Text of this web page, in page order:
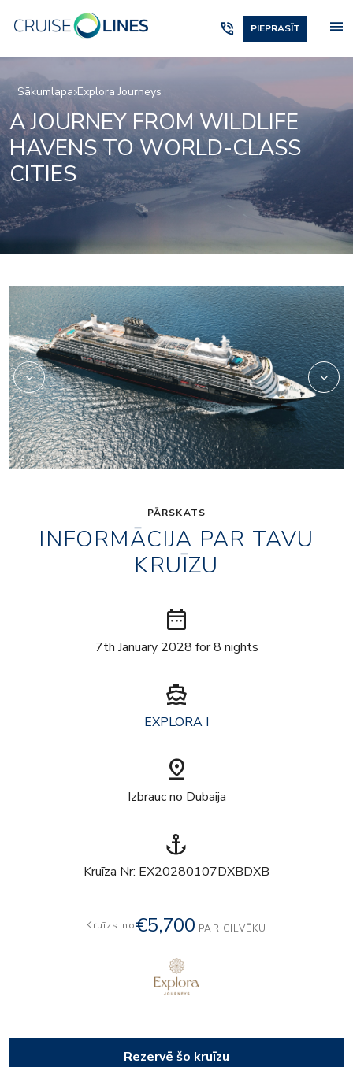
phone_in_talk PIEPRASĪT menu
Sākumlapa Explora Journeys
A JOURNEY FROM WILDLIFE
HAVENS TO WORLD-CLASS
CITIES
Lobby_01_1
PĀRSKATS
INFORMĀCIJA PAR TAVU
KRUĪZU
date_range
7th January 2028 for 8 nights
directions_boat
EXPLORA I
pin_drop
Izbrauc no Dubaija
anchor
Kruīza Nr: EX20280107DXBDXB
Kruīzs no€5,700 PAR CILVĒKU
Rezervē šo kruīzu